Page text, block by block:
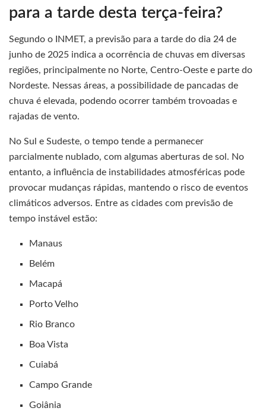
para a tarde desta terça-feira?
Segundo o INMET, a previsão para a tarde do dia 24 de
junho de 2025 indica a ocorrência de chuvas em diversas
regiões, principalmente no Norte, Centro-Oeste e parte do
Nordeste. Nessas áreas, a possibilidade de pancadas de
chuva é elevada, podendo ocorrer também trovoadas e
rajadas de vento.
No Sul e Sudeste, o tempo tende a permanecer
parcialmente nublado, com algumas aberturas de sol. No
entanto, a influência de instabilidades atmosféricas pode
provocar mudanças rápidas, mantendo o risco de eventos
climáticos adversos. Entre as cidades com previsão de
tempo instável estão:
Manaus
Belém
Macapá
Porto Velho
Rio Branco
Boa Vista
Cuiabá
Campo Grande
Goiânia